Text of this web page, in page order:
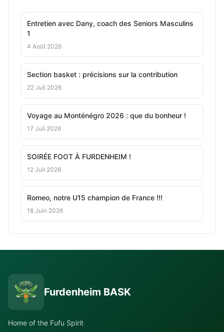
Entretien avec Dany, coach des Seniors Masculins
1
4 Août 2026
Section basket : précisions sur la contribution
22 Juil 2026
Voyage au Monténégro 2026 : que du bonheur !
17 Juil 2026
SOIRÉE FOOT À FURDENHEIM !
12 Juil 2026
Romeo, notre U15 champion de France !!!
18 Juin 2026
Furdenheim BASK
Home of the Fufu Spirit